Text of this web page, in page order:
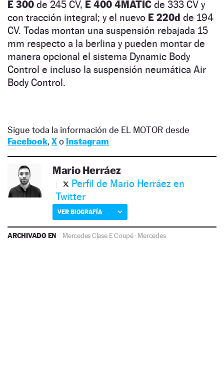
E 300 de 245 CV, E 400 4MATIC de 333 CV y
con tracción integral; y el nuevo E 220d de 194
CV. Todas montan una suspensión rebajada 15
mm respecto a la berlina y pueden montar de
manera opcional el sistema Dynamic Body
Control e incluso la suspensión neumática Air
Body Control.
Sigue toda la información de EL MOTOR desde
Facebook, Xo Instagram
Mario Herráez
Perfil de Mario Herráez en
Twitter
VER BIOGRAFÍA
ARCHIVADO EN Mercedes Clase E Coupé·Mercedes